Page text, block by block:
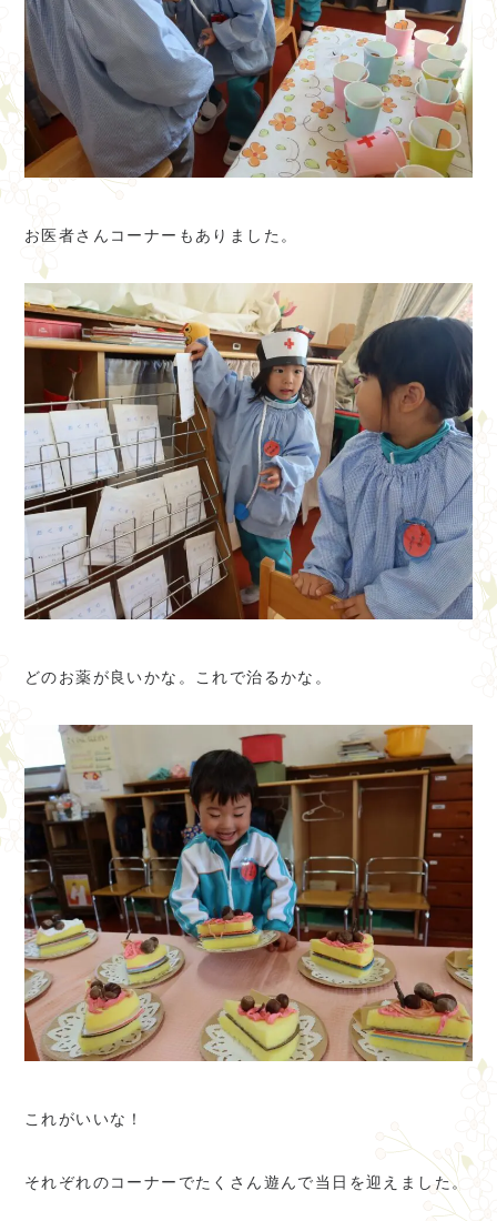
お医者さんコーナーもありました。
どのお薬が良いかな。これで治るかな。
これがいいな！
それぞれのコーナーでたくさん遊んで当日を迎えました。